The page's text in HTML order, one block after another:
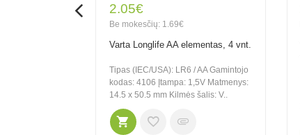
2.05€
Be mokesčių: 1.69€
Varta Longlife AA elementas, 4 vnt.
Tipas (IEC/USA): LR6 / AA Gamintojo
kodas: 4106 Įtampa: 1,5V Matmenys:
14.5 x 50.5 mm Kilmės šalis: V..